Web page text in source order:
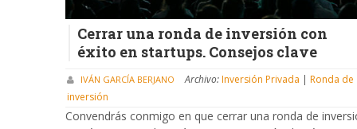
Cerrar una ronda de inversión con
éxito en startups. Consejos clave
IVÁN GARCÍA BERJANO Archivo:Inversión Privada | Ronda de
inversión
Convendrás conmigo en que cerrar una ronda de